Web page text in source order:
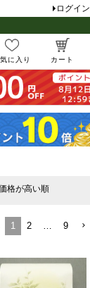
ログイン
に入り カート
格が高い順
1 2 9